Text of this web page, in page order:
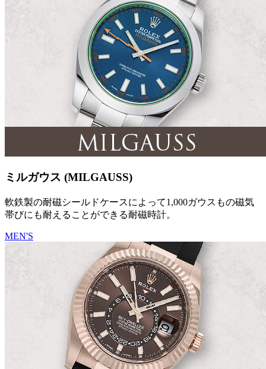
ミルガウス (MILGAUSS)
軟鉄製の耐磁シールドケースによって1,000ガウスもの磁気
帯びにも耐えることができる耐磁時計。
MEN'S